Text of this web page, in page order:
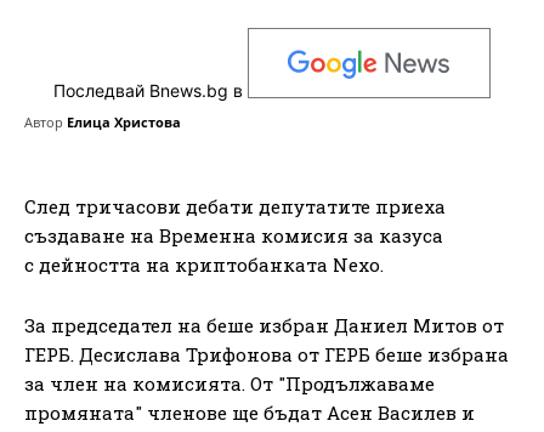
Последвай Bnews.bg в
Автор Елица Христова
След тричасови дебати депутатите приеха
създаване на Временна комисия за казуса
с дейността на криптобанката Nexo.
За председател на беше избран Даниел Митов от
ГЕРБ. Десислава Трифонова от ГЕРБ беше избрана
за член на комисията. От "Продължаваме
промяната" членове ще бъдат Асен Василев и